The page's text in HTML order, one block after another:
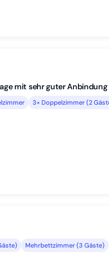
mit sehr guter
3× Doppelzimmer (2
Mehrbettzimmer (3 Gäste)